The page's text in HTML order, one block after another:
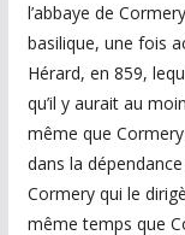
l’abbaye de
basilique, une fois
Hérard, en 859,
qu’il y aurait au
même que
dans la
Cormery qui le
même temps que